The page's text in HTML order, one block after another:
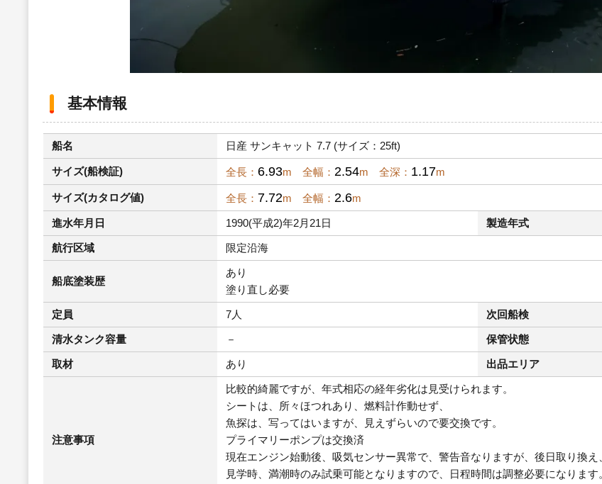
基本情報
船名 日産 サンキャット 7.7 (サイズ：25ft)
サイズ(船検証) 全長： 6.93m 全幅： 2.54m 全深： 1.17m
サイズ(カタログ値) 全長： 7.72m 全幅： 2.6m
進水年月日 1990(平成2)年2月21日 製造年式
航行区域 限定沿海
船底塗装歴
あり
塗り直し必要
定員 7人 次回船検
清水タンク容量 － 保管状態
取材 あり 出品エリア
注意事項
比較的綺麗ですが、年式相応の経年劣化は見受けられます。
シートは、所々ほつれあり、燃料計作動せず、
魚探は、写ってはいますが、見えずらいので要交換です。
プライマリーポンプは交換済
現在エンジン始動後、吸気センサー異常で、警告音なりますが、後日取り換え
見学時、満潮時のみ試乗可能となりますので、日程時間は調整必要になりま